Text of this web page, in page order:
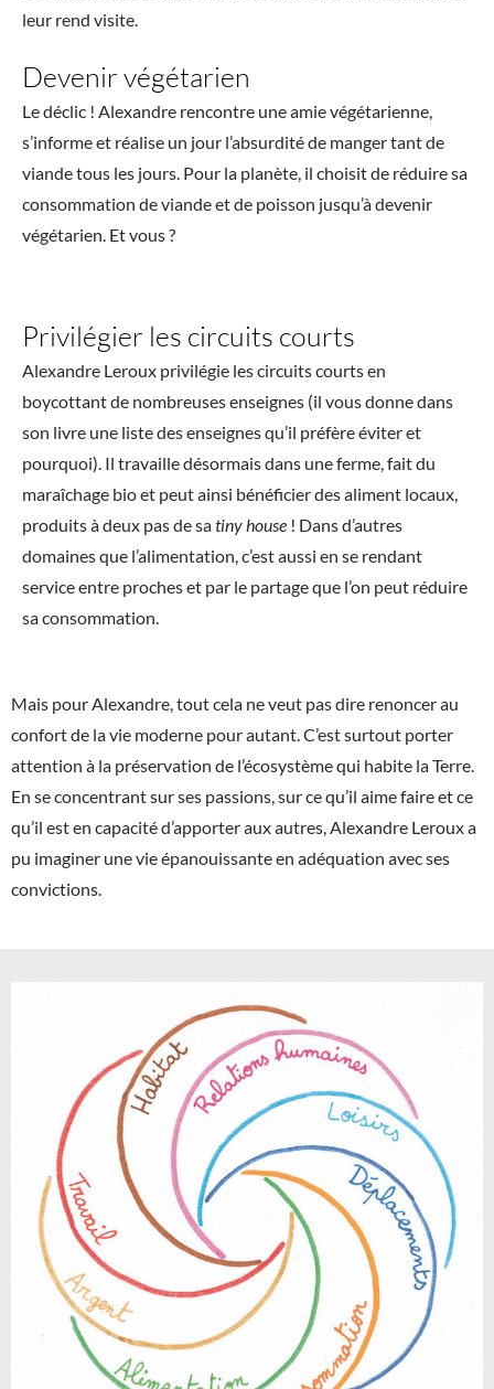
leur rend visite.
Devenir végétarien
Le déclic ! Alexandre rencontre une amie végétarienne,
s’informe et réalise un jour l’absurdité de manger tant de
viande tous les jours. Pour la planète, il choisit de réduire sa
consommation de viande et de poisson jusqu’à devenir
végétarien. Et vous ?
Privilégier les circuits courts
Alexandre Leroux privilégie les circuits courts en
boycottant de nombreuses enseignes (il vous donne dans
son livre une liste des enseignes qu’il préfère éviter et
pourquoi). Il travaille désormais dans une ferme, fait du
maraîchage bio et peut ainsi bénéficier des aliment locaux,
produits à deux pas de satiny house ! Dans d’autres
domaines que l’alimentation, c’est aussi en se rendant
service entre proches et par le partage que l’on peut réduire
sa consommation.
Mais pour Alexandre, tout cela ne veut pas dire renoncer au
confort de la vie moderne pour autant. C’est surtout porter
attention à la préservation de l’écosystème qui habite la Terre.
En se concentrant sur ses passions, sur ce qu’il aime faire et ce
qu’il est en capacité d’apporter aux autres, Alexandre Leroux a
pu imaginer une vie épanouissante en adéquation avec ses
convictions.